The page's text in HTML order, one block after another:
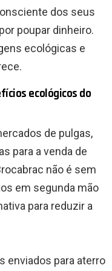
dos seus
poupar dinheiro.
ecológicas e
ecológicos do
de pulgas,
para a venda de
não é sem
em segunda mão
para reduzir a
enviados para aterro